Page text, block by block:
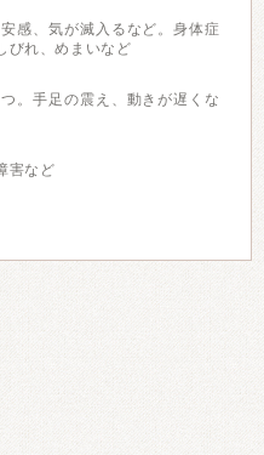
感、気が滅入るなど。身体症
びれ、めまいなど
。手足の震え、動きが遅くな
害など